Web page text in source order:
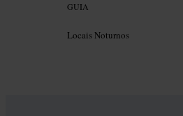
GUIA
Locais Noturnos